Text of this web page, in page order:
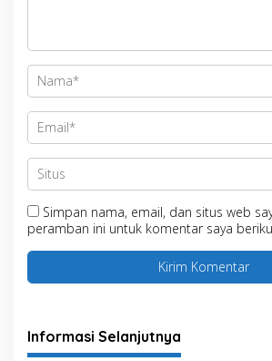
Simpan nama, email, dan situs web
peramban ini untuk komentar saya
Informasi Selanjutnya